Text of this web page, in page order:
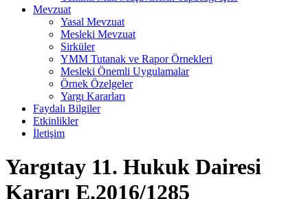
Mevzuat
Yasal Mevzuat
Mesleki Mevzuat
Sirküler
YMM Tutanak ve Rapor Örnekleri
Mesleki Önemli Uygulamalar
Örnek Özelgeler
Yargı Kararları
Faydalı Bilgiler
Etkinlikler
İletişim
Yargıtay 11. Hukuk Dairesi
Kararı E.2016/1285